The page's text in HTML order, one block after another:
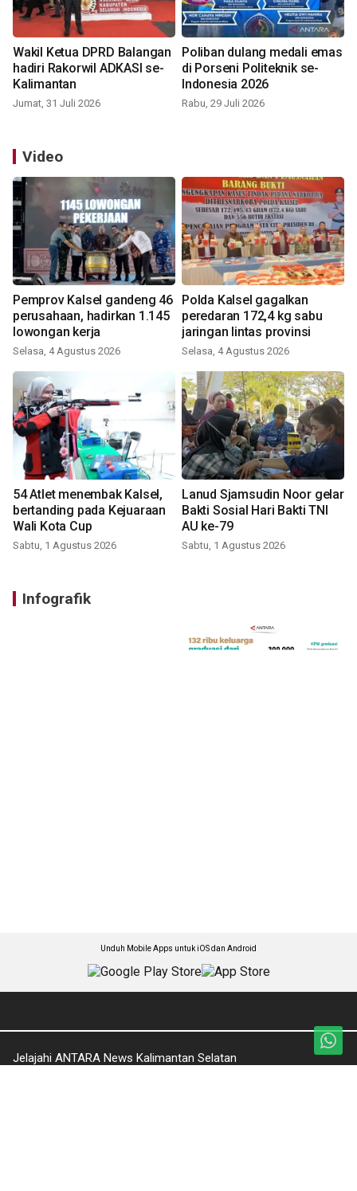
Wakil Ketua DPRD Balangan
hadiri Rakorwil ADKASI se-
Kalimantan
Jumat, 31 Juli 2026
Poliban dulang medali emas
di Porseni Politeknik se-
Indonesia 2026
Rabu, 29 Juli 2026
Video
Pemprov Kalsel gandeng 46
perusahaan, hadirkan 1.145
lowongan kerja
Selasa, 4 Agustus 2026
Polda Kalsel gagalkan
peredaran 172,4 kg sabu
jaringan lintas provinsi
Selasa, 4 Agustus 2026
54 Atlet menembak Kalsel,
bertanding pada Kejuaraan
Wali Kota Cup
Sabtu, 1 Agustus 2026
Lanud Sjamsudin Noor gelar
Bakti Sosial Hari Bakti TNI
AU ke-79
Sabtu, 1 Agustus 2026
Infografik
Unduh Mobile Apps untuk iOS dan Android
Jelajahi ANTARA News Kalimantan Selatan